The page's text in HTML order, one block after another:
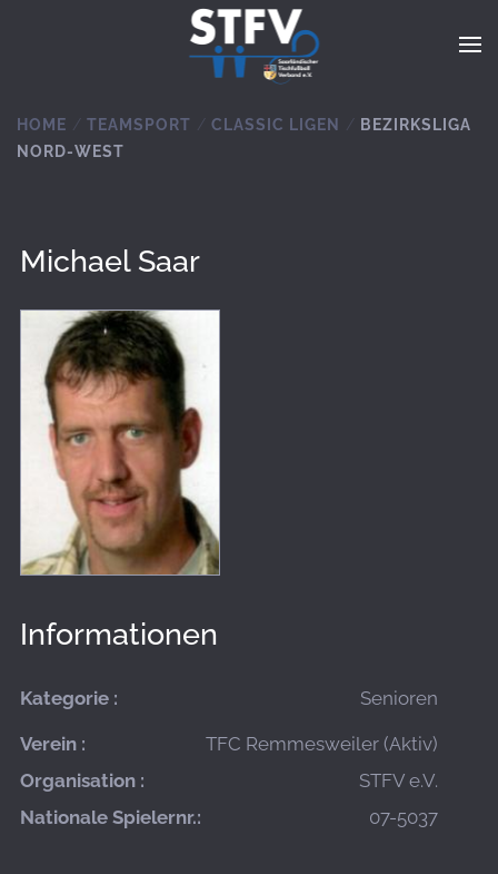
Zum Hauptinhalt springen
HOME TEAMSPORT CLASSIC LIGEN
BEZIRKSLIGA
NORD-WEST
Michael Saar
Informationen
Kategorie : Senioren
Verein :
TFC Remmesweiler (Aktiv)
Organisation :
STFV e.V.
Nationale Spielernr.:
07-5037